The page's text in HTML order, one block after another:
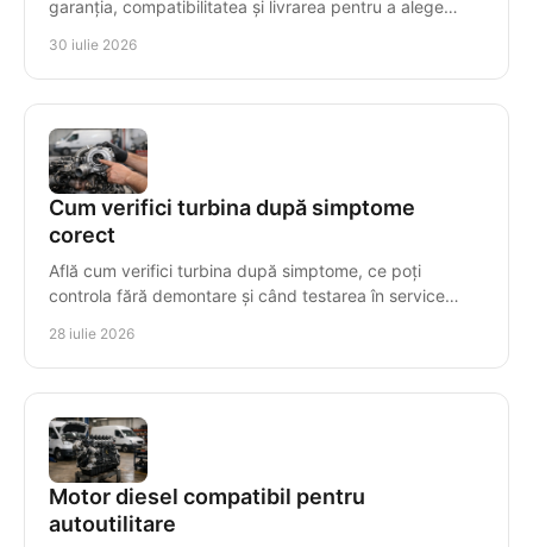
garanția, compatibilitatea și livrarea pentru a alege
30 iulie 2026
Cum verifici turbina după simptome
corect
Află cum verifici turbina după simptome, ce poți
controla fără demontare și când testarea în service
28 iulie 2026
Motor diesel compatibil pentru
autoutilitare